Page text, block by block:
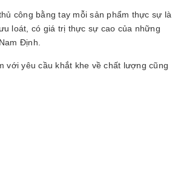
công bằng tay mỗi sản phẩm thực sự là
loát, có giá trị thực sự cao của những
Định.
với yêu cầu khắt khe về chất lượng cũng